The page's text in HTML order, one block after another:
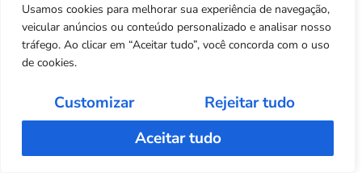
Usamos cookies para melhorar sua experiência de navegação,
veicular anúncios ou conteúdo personalizado e analisar nosso
tráfego. Ao clicar em “Aceitar tudo”, você concorda com o uso
de cookies.
Customizar
Rejeitar tudo
Aceitar tudo